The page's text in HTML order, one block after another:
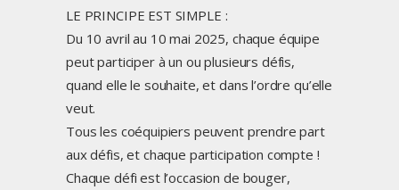
LE PRINCIPE EST SIMPLE :
Du 10 avril au 10 mai 2025, chaque équipe
peut participer à un ou plusieurs défis,
quand elle le souhaite, et dans l’ordre qu’elle
veut.
Tous les coéquipiers peuvent prendre part
aux défis, et chaque participation compte !
Chaque défi est l’occasion de bouger,